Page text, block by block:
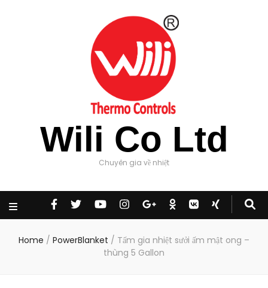
Wili Co Ltd
Chuyên gia về nhiệt
Home / PowerBlanket / Tấm gia nhiệt sưởi ấm mật ong –
thùng 5 Gallon